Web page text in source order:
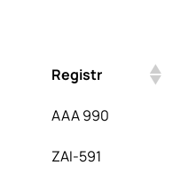
Registr
Registr
AAA 990
ZAI-591